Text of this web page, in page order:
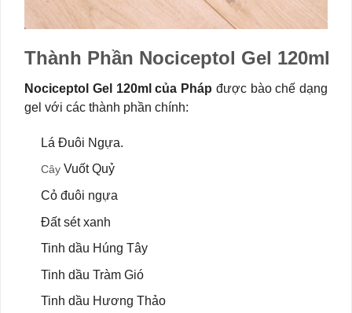
Thành Phần Nociceptol Gel 120ml
Nociceptol Gel 120ml của Pháp được bào chế dạng
gel với các thành phần chính:
Lá Đuôi Ngựa.
Cây Vuốt Quỷ
Cỏ đuôi ngựa
Đất sét xanh
Tinh dầu Húng Tây
Tinh dầu Tràm Gió
Tinh dầu Hương Thảo